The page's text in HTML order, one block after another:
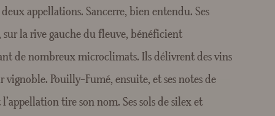
appellations. Sancerre, bien entendu. Ses
sur la rive gauche du fleuve, bénéficient
de nombreux microclimats. Ils délivrent des vins
vignoble. Pouilly-Fumé, ensuite, et ses notes de
tire son nom. Ses sols de silex et